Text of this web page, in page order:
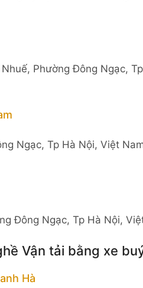
Phường Đông Ngạc,
Ngạc, Tp Hà Nội, Việt
Đông Ngạc, Tp Hà Nội,
Vận tải bằng xe
Hà